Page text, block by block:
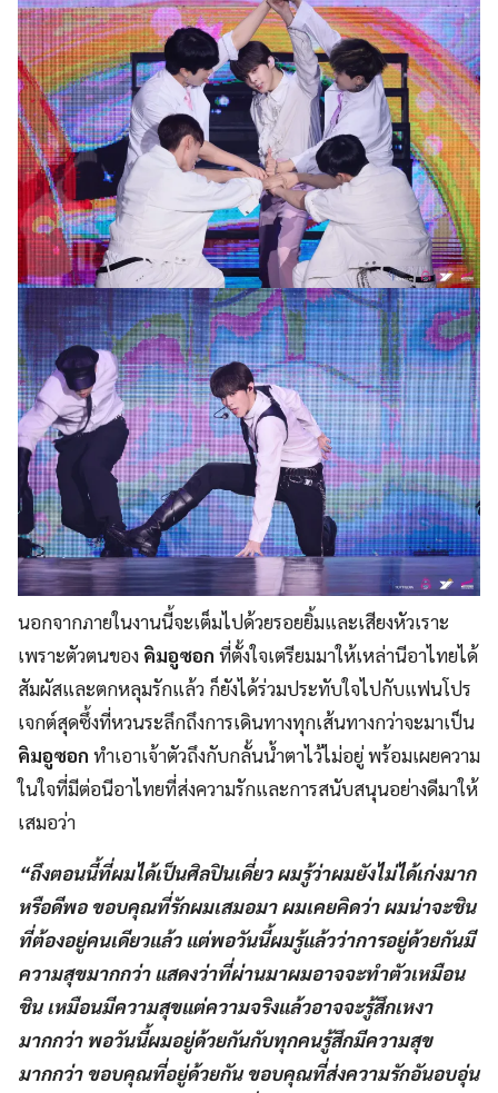
นอกจากภายในงานนี้จะเต็มไปด้วยรอยยิ้มและเสียงหัวเราะ
เพราะตัวตนของ คิมอูซอก ที่ตั้งใจเตรียมมาให้เหล่านีอาไทยได้
สัมผัสและตกหลุมรักแล้ว ก็ยังได้ร่วมประทับใจไปกับแฟนโปร
เจกต์สุดซึ้งที่หวนระลึกถึงการเดินทางทุกเส้นทางกว่าจะมาเป็น
คิมอูซอก ทำเอาเจ้าตัวถึงกับกลั้นน้ำตาไว้ไม่อยู่ พร้อมเผยความ
ในใจที่มีต่อนีอาไทยที่ส่งความรักและการสนับสนุนอย่างดีมาให้
เสมอว่า
“ถึงตอนนี้ที่ผมได้เป็นศิลปินเดี่ยว ผมรู้ว่าผมยังไม่ได้เก่งมาก
หรือดีพอ ขอบคุณที่รักผมเสมอมา ผมเคยคิดว่า ผมน่าจะชิน
ที่ต้องอยู่คนเดียวแล้ว แต่พอวันนี้ผมรู้แล้วว่าการอยู่ด้วยกันมี
ความสุขมากกว่า แสดงว่าที่ผ่านมาผมอาจจะทำตัวเหมือน
ชิน เหมือนมีความสุขแต่ความจริงแล้วอาจจะรู้สึกเหงา
มากกว่า พอวันนี้ผมอยู่ด้วยกันกับทุกคนรู้สึกมีความสุข
มากกว่า ขอบคุณที่อยู่ด้วยกัน ขอบคุณที่ส่งความรักอันอบอุ่น